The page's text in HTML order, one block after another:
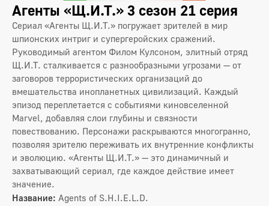
Агенты «Щ.И.Т.» 3 сезон 21 серия
Сериал «Агенты Щ.И.Т.» погружает зрителей в мир
шпионских интриг и супергеройских сражений.
Руководимый агентом Филом Кулсоном, элитный отряд
Щ.И.Т. сталкивается с разнообразными угрозами — от
заговоров террористических организаций до
вмешательства инопланетных цивилизаций. Каждый
эпизод переплетается с событиями киновселенной
Marvel, добавляя слои глубины и связности
повествованию. Персонажи раскрываются многогранно,
позволяя зрителю переживать их внутренние конфликты
и эволюцию. «Агенты Щ.И.Т.» — это динамичный и
захватывающий сериал, где каждое действие имеет
значение.
Название: Agents of S.H.I.E.L.D.